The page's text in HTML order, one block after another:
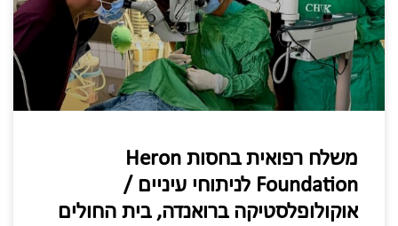
משלח רפואית בחסות Heron
Foundation לניתוחי עיניים /
אוקולופלסטיקה ברואנדה, בית החולים